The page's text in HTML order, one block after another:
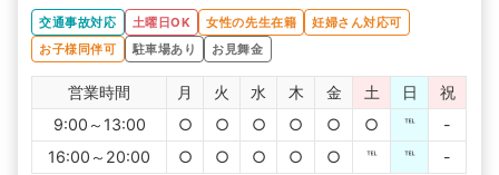
ーズに施術を始めてもらえました。
他の用事もあるので、無駄な時間を過ごさずに通院できる
のはうれしいですね。
交通事故対応 土曜日OK 女性の先生在籍
妊婦さん対応可
お子様同伴可
駐車場あり お見舞金
営業時間 月 火 水 木 金 土 日
祝
9:00～13:00
○ ○ ○ ○ ○ ○ ℡
-
16:00～20:00
○ ○ ○ ○ ○ ℡ ℡ -